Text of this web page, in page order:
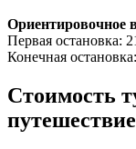
Ориентировочное
Первая остановка:
Конечная
Стоимость